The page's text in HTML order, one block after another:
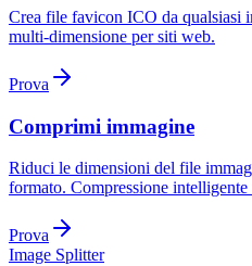
Crea file favicon ICO da qualsiasi
multi-dimensione per siti web.
Prova
Comprimi immagine
Riduci le dimensioni del file
formato. Compressione
Prova
Image Splitter